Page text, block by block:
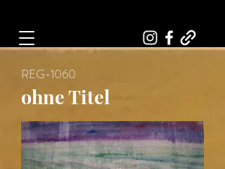
REG-1060
ohne Titel